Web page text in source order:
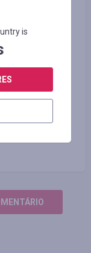
is